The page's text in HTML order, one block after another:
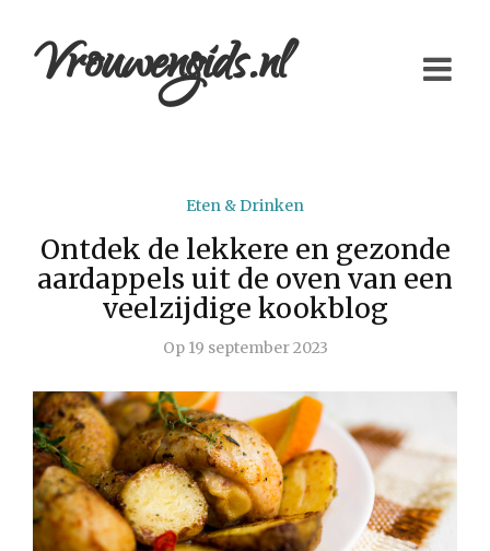
Vrouwengids.nl
Eten & Drinken
Ontdek de lekkere en gezonde
aardappels uit de oven van een
veelzijdige kookblog
Op19 september 2023